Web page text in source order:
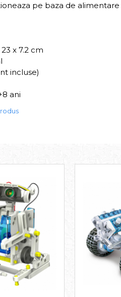
pe baza de
x 7.2 cm
incluse)
ani